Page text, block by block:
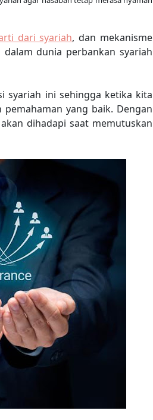
dari syariah, dan mekanisme
dunia perbankan syariah
syariah ini sehingga ketika kita
yang baik. Dengan
dihadapi saat memutuskan